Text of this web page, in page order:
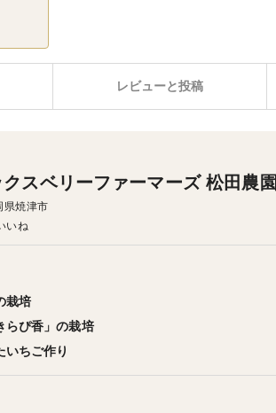
レビューと投稿
クスベリーファーマーズ 松田農園
県焼津市
いね
栽培
らぴ香」の栽培
いちご作り